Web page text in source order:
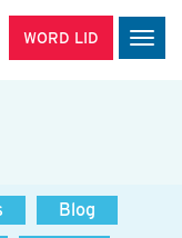
WORD LID
Blog